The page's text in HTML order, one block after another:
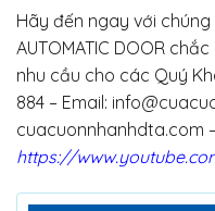
Hãy đến ngay với chúng
AUTOMATIC DOOR
nhu cầu cho các Quý
884 – Email:
cuacuonnhanhdta.com
https://